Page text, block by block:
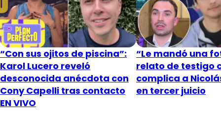
“Con sus ojitos de piscina”:
Karol Lucero reveló
desconocida anécdota con
Cony Capelli tras contacto
EN VIVO
“Le mandó una
relato de testigo
complica a
en tercer juicio